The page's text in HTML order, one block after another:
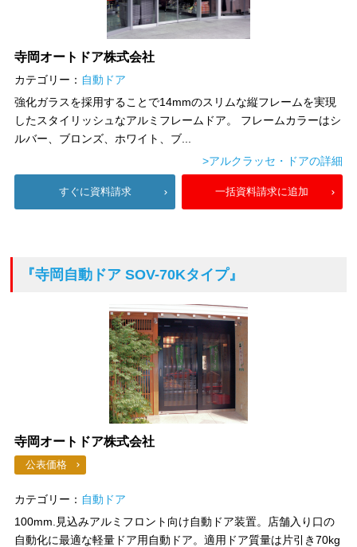
寺岡オートドア株式会社
カテゴリー： 自動ドア
強化ガラスを採用することで14mmのスリムな縦フレームを実現
したスタイリッシュなアルミフレームドア。 フレームカラーはシ
ルバー、ブロンズ、ホワイト、ブ...
>アルクラッセ・ドアの詳細
すぐに資料請求 一括資料請求に追加
『寺岡自動ドア SOV-70Kタイプ』
寺岡オートドア株式会社
公表価格
カテゴリー： 自動ドア
100mm.見込みアルミフロント向け自動ドア装置。店舗入り口の
自動化に最適な軽量ドア用自動ドア。適用ドア質量は片引き70kg